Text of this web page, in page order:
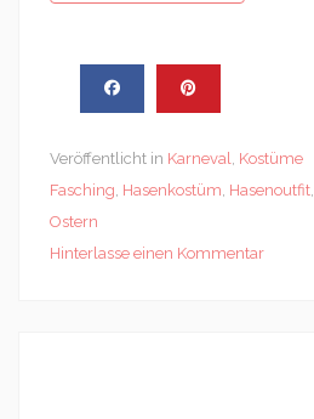
Veröffentlicht in Karneval, Kostüme
Fasching, Hasenkostüm, Hasenoutfit,
Ostern
Hinterlasse einen Kommentar